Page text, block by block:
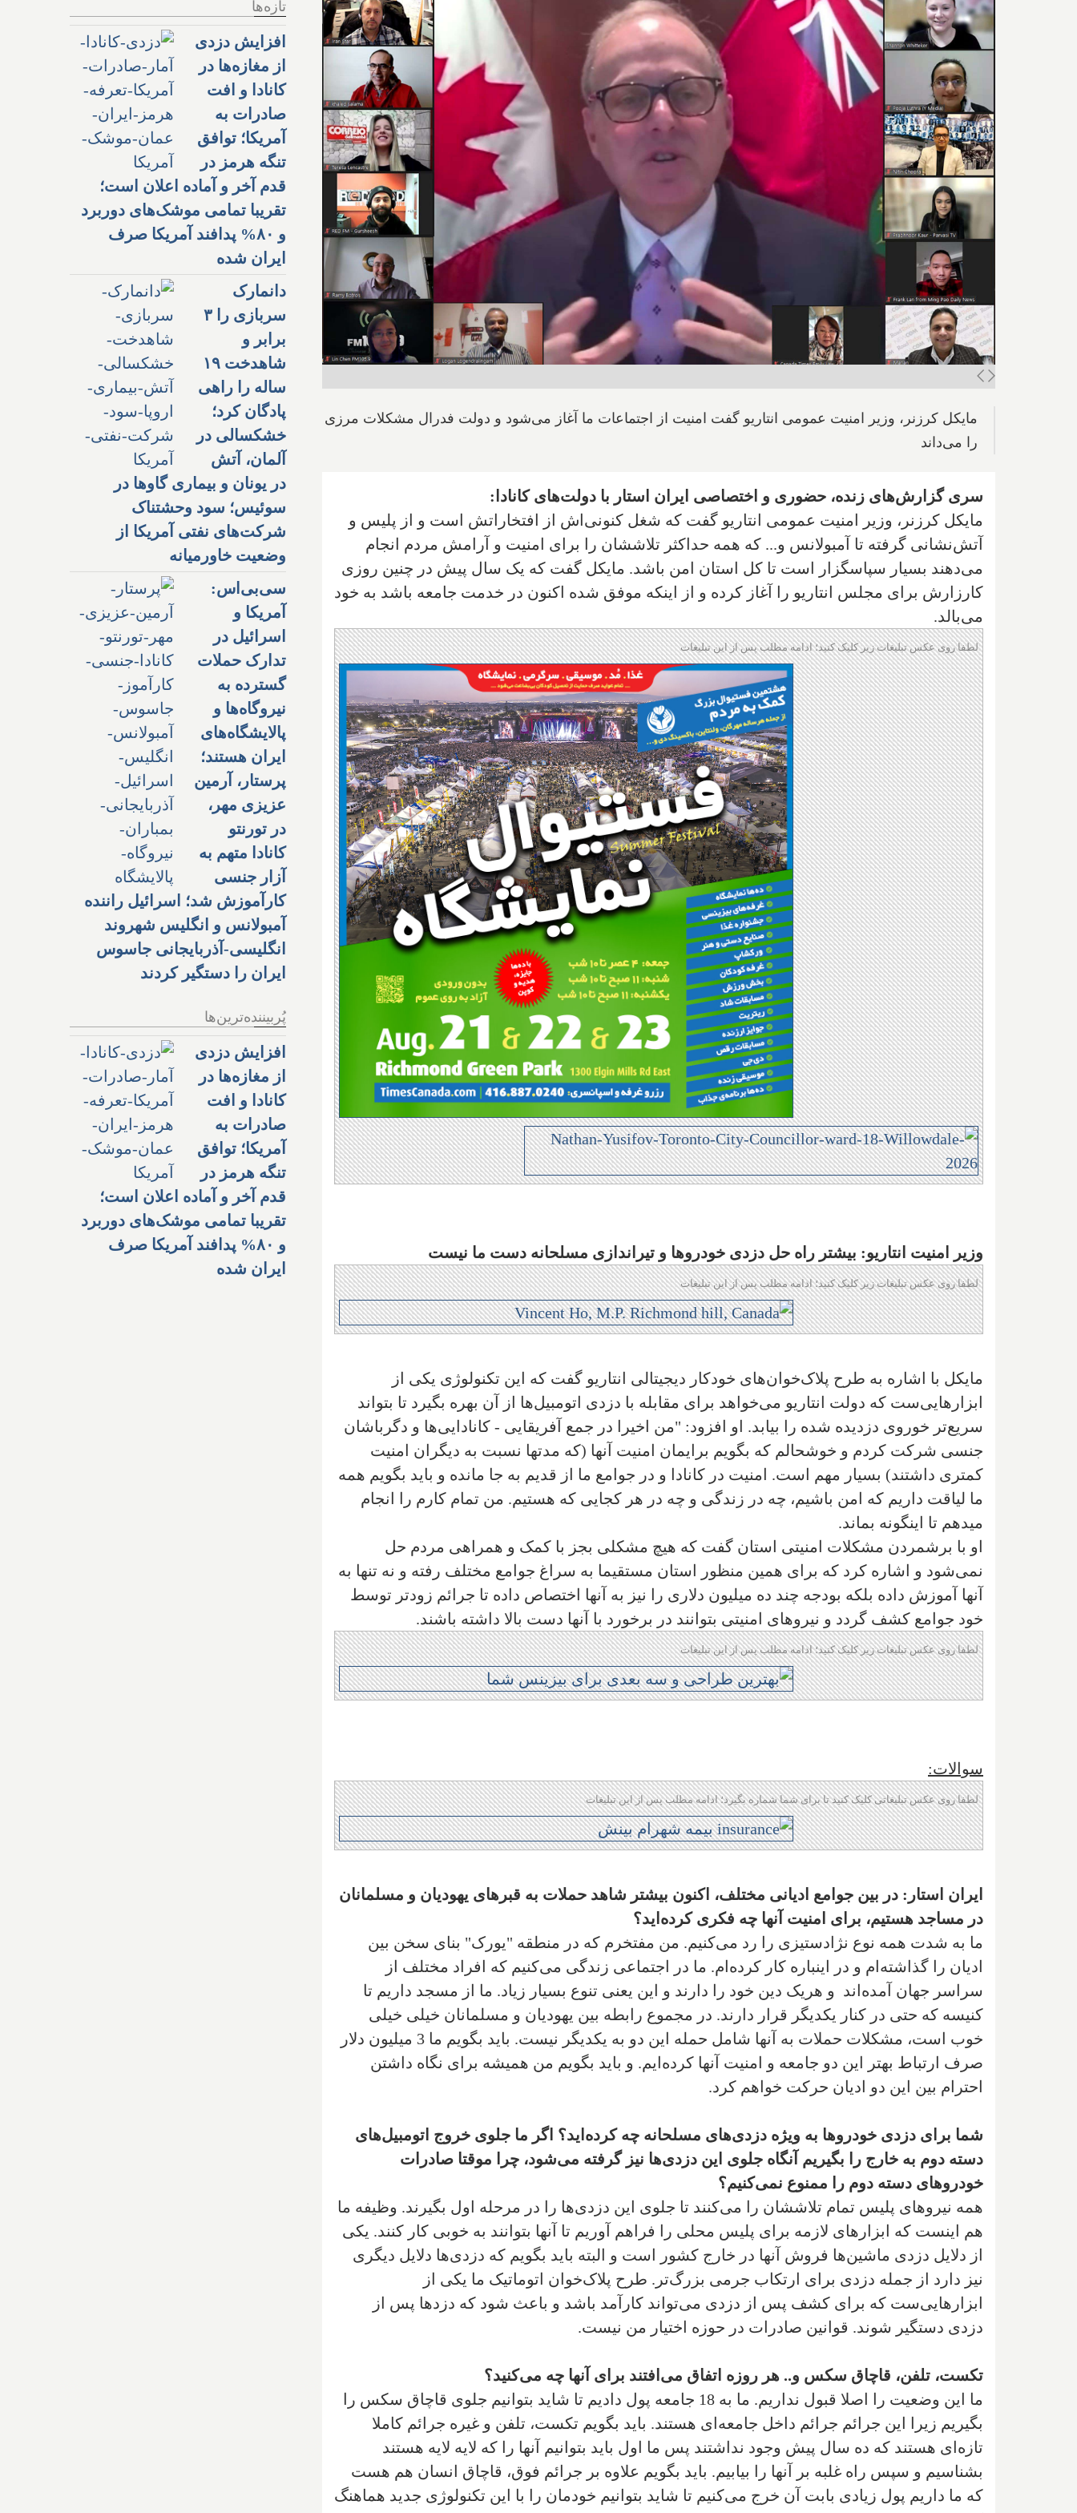
مایکل کرزنر، وزیر امنیت عمومی انتاریو گفت امنیت از اجتماعات ما آغاز می‌شود و دولت فدرال مشکلات مرزی
را می‌داند
سری گزارش‌های زنده، حضوری و اختصاصی ایران استار با دولت‌های کانادا:
مایکل کرزنر، وزیر امنیت عمومی انتاریو گفت که شغل کنونی‌اش از افتخاراتش است و از پلیس و
آتش‌نشانی گرفته تا آمبولانس و... که همه حداکثر تلاششان را برای امنیت و آرامش مردم انجام
می‌دهند بسیار سپاسگزار است تا کل استان امن باشد. مایکل گفت که یک سال پیش در چنین روزی
کارزارش برای مجلس انتاریو را آغاز کرده و از اینکه موفق شده اکنون در خدمت جامعه باشد به خود
می‌بالد.
لطفا روی عکس تبلیغات زیر کلیک کنید؛ ادامه مطلب پس از این تبلیغات
وزیر امنیت انتاریو: بیشتر راه حل دزدی خودروها و تیراندازی مسلحانه دست ما نیست
لطفا روی عکس تبلیغات زیر کلیک کنید؛ ادامه مطلب پس از این تبلیغات
مایکل با اشاره به طرح پلاک‌خوان‌های خودکار دیجیتالی انتاریو گفت که این تکنولوژی یکی از
ابزارهایی‌ست که دولت انتاریو می‌خواهد برای مقابله با دزدی اتومبیل‌ها از آن بهره بگیرد تا بتواند
سریع‌تر خوروی دزدیده شده را بیابد. او افزود: "من اخیرا در جمع آفریقایی - کانادایی‌ها و دگرباشان
جنسی شرکت کردم و خوشحالم که بگویم برایمان امنیت آنها (که مدتها نسبت به دیگران امنیت
کمتری داشتند) بسیار مهم است. امنیت در کانادا و در جوامع ما از قدیم به جا مانده و باید بگویم همه
ما لیاقت داریم که امن باشیم، چه در زندگی و چه در هر کجایی که هستیم. من تمام کارم را انجام
میدهم تا اینگونه بماند.
او با برشمردن مشکلات امنیتی استان گفت که هیچ مشکلی بجز با کمک و همراهی مردم حل
نمی‌شود و اشاره کرد که برای همین منظور استان مستقیما به سراغ جوامع مختلف رفته و نه تنها به
آنها آموزش داده بلکه بودجه چند ده میلیون دلاری را نیز به آنها اختصاص داده تا جرائم زودتر توسط
خود جوامع کشف گردد و نیروهای امنیتی بتوانند در برخورد با آنها دست بالا داشته باشند.
لطفا روی عکس تبلیغات زیر کلیک کنید؛ ادامه مطلب پس از این تبلیغات
سوالات:
لطفا روی عکس تبلیغاتی کلیک کنید تا برای شما شماره بگیرد؛ ادامه مطلب پس از این تبلیغات
ایران استار: در بین جوامع ادیانی مختلف، اکنون بیشتر شاهد حملات به قبرهای یهودیان و مسلمانان
در مساجد هستیم، برای امنیت آنها چه فکری کرده‌اید؟
ما به شدت همه نوع نژادستیزی را رد می‌کنیم. من مفتخرم که در منطقه "یورک" بنای سخن بین
ادیان را گذاشته‌ام و در اینباره کار کرده‌ام. ما در اجتماعی زندگی می‌کنیم که افراد مختلف از
سراسر جهان آمده‌اند و هریک دین خود را دارند و این یعنی تنوع بسیار زیاد. ما از مسجد داریم تا
کنیسه که حتی در کنار یکدیگر قرار دارند. در مجموع رابطه بین یهودیان و مسلمانان خیلی خیلی
خوب است، مشکلات حملات به آنها شامل حمله این دو به یکدیگر نیست. باید بگویم ما 3 میلیون دلار
صرف ارتباط بهتر این دو جامعه و امنیت آنها کرده‌ایم. و باید بگویم من همیشه برای نگاه داشتن
احترام بین این دو ادیان حرکت خواهم کرد.
شما برای دزدی خودروها به ویژه دزدی‌های مسلحانه چه کرده‌اید؟ اگر ما جلوی خروج اتومبیل‌های
دسته دوم به خارج را بگیریم آنگاه جلوی این دزدی‌ها نیز گرفته می‌شود، چرا موقتا صادرات
خودروهای دسته دوم را ممنوع نمی‌کنیم؟
همه نیروهای پلیس تمام تلاششان را می‌کنند تا جلوی این دزدی‌ها را در مرحله اول بگیرند. وظیفه ما
هم اینست که ابزارهای لازمه برای پلیس محلی را فراهم آوریم تا آنها بتوانند به خوبی کار کنند. یکی
از دلایل دزدی ماشین‌ها فروش آنها در خارج کشور است و البته باید بگویم که دزدی‌ها دلایل دیگری
نیز دارد از جمله دزدی برای ارتکاب جرمی بزرگ‌تر. طرح پلاک‌خوان اتوماتیک ما یکی از
ابزارهایی‌ست که برای کشف پس از دزدی می‌تواند کارآمد باشد و باعث شود که دزدها پس از
دزدی دستگیر شوند. قوانین صادرات در حوزه اختیار من نیست.
تکست، تلفن، قاچاق سکس و.. هر روزه اتفاق می‌افتند برای آنها چه می‌کنید؟
ما این وضعیت را اصلا قبول نداریم. ما به 18 جامعه پول دادیم تا شاید بتوانیم جلوی قاچاق سکس را
بگیریم زیرا این جرائم جرائم داخل جامعه‌ای هستند. باید بگویم تکست، تلفن و غیره جرائم کاملا
تازه‌ای هستند که ده سال پیش وجود نداشتند پس ما اول باید بتوانیم آنها را که لایه لایه هستند
بشناسیم و سپس راه غلبه بر آنها را بیابیم. باید بگویم علاوه بر جرائم فوق، قاچاق انسان هم هست
که ما داریم پول زیادی بابت آن خرج می‌کنیم تا شاید بتوانیم خودمان را با این تکنولوژی جدید هماهنگ
تازه‌ها
افزایش دزدی
از مغازه‌ها در
کانادا و افت
صادرات به
آمریکا؛ توافق
تنگه هرمز در
قدم آخر و آماده اعلان است؛
تقریبا تمامی موشک‌های دوربرد
و ۸۰% پدافند آمریکا صرف
ایران شده
دانمارک
سربازی را ۳
برابر و
شاهدخت ۱۹
ساله را راهی
پادگان کرد؛
خشکسالی در
آلمان، آتش
در یونان و بیماری گاوها در
سوئیس؛ سود وحشتناک
شرکت‌های نفتی آمریکا از
وضعیت خاورمیانه
سی‌بی‌اس:
آمریکا و
اسرائیل در
تدارک حملات
گسترده به
نیروگاه‌ها و
پالایشگاه‌های
ایران هستند؛
پرستار، آرمین
عزیزی مهر،
در تورنتو
کانادا متهم به
آزار جنسی
کارآموزش شد؛ اسرائیل راننده
آمبولانس و انگلیس شهروند
انگلیسی-آذربایجانی جاسوس
ایران را دستگیر کردند
پُربیننده‌ترین‌ها
افزایش دزدی
از مغازه‌ها در
کانادا و افت
صادرات به
آمریکا؛ توافق
تنگه هرمز در
قدم آخر و آماده اعلان است؛
تقریبا تمامی موشک‌های دوربرد
و ۸۰% پدافند آمریکا صرف
ایران شده